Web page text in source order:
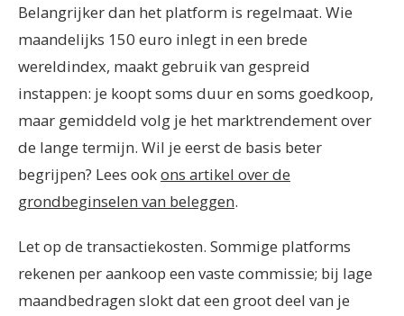
Belangrijker dan het platform is regelmaat. Wie
maandelijks 150 euro inlegt in een brede
wereldindex, maakt gebruik van gespreid
instappen: je koopt soms duur en soms goedkoop,
maar gemiddeld volg je het marktrendement over
de lange termijn. Wil je eerst de basis beter
begrijpen? Lees ookons artikel over de
grondbeginselen van beleggen.
Let op de transactiekosten. Sommige platforms
rekenen per aankoop een vaste commissie; bij lage
maandbedragen slokt dat een groot deel van je